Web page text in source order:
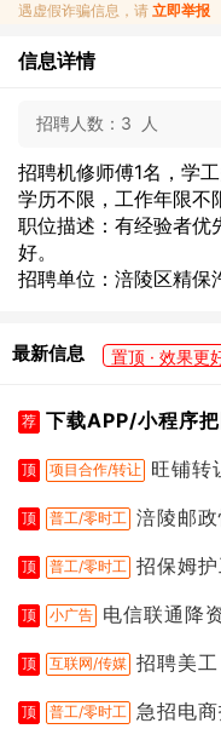
遇虚假诈骗信息，请 立即举报
信息详情
招聘人数： 3 人
招聘机修师傅1名，学
学历不限，工作年限不
职位描述：有经验者优
好。
招聘单位：涪陵区精保
最新信息 置顶 · 效果更
荐 下载APP/小程序把
顶 项目合作/转让 旺铺转
顶 普工/零时工 涪陵邮
顶 普工/零时工 招保姆
顶 小广告 电信联通降
顶 互联网/传媒 招聘美工
顶 普工/零时工 急招电